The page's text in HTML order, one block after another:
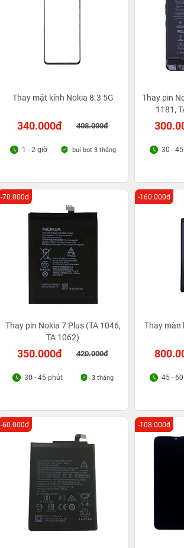
Thay mặt kính Nokia 8.3 5G
340.000đ 408.000đ
1 - 2 giờ bụi bọt 3 tháng
Thay pin
1181,
30 -
Thay pin Nokia 7 Plus (TA 1046,
TA 1062)
350.000đ 420.000đ
-70.000đ
30 - 45 phút 3 tháng
Thay màn
-160.000đ
45 -
-60.000đ -108.000đ